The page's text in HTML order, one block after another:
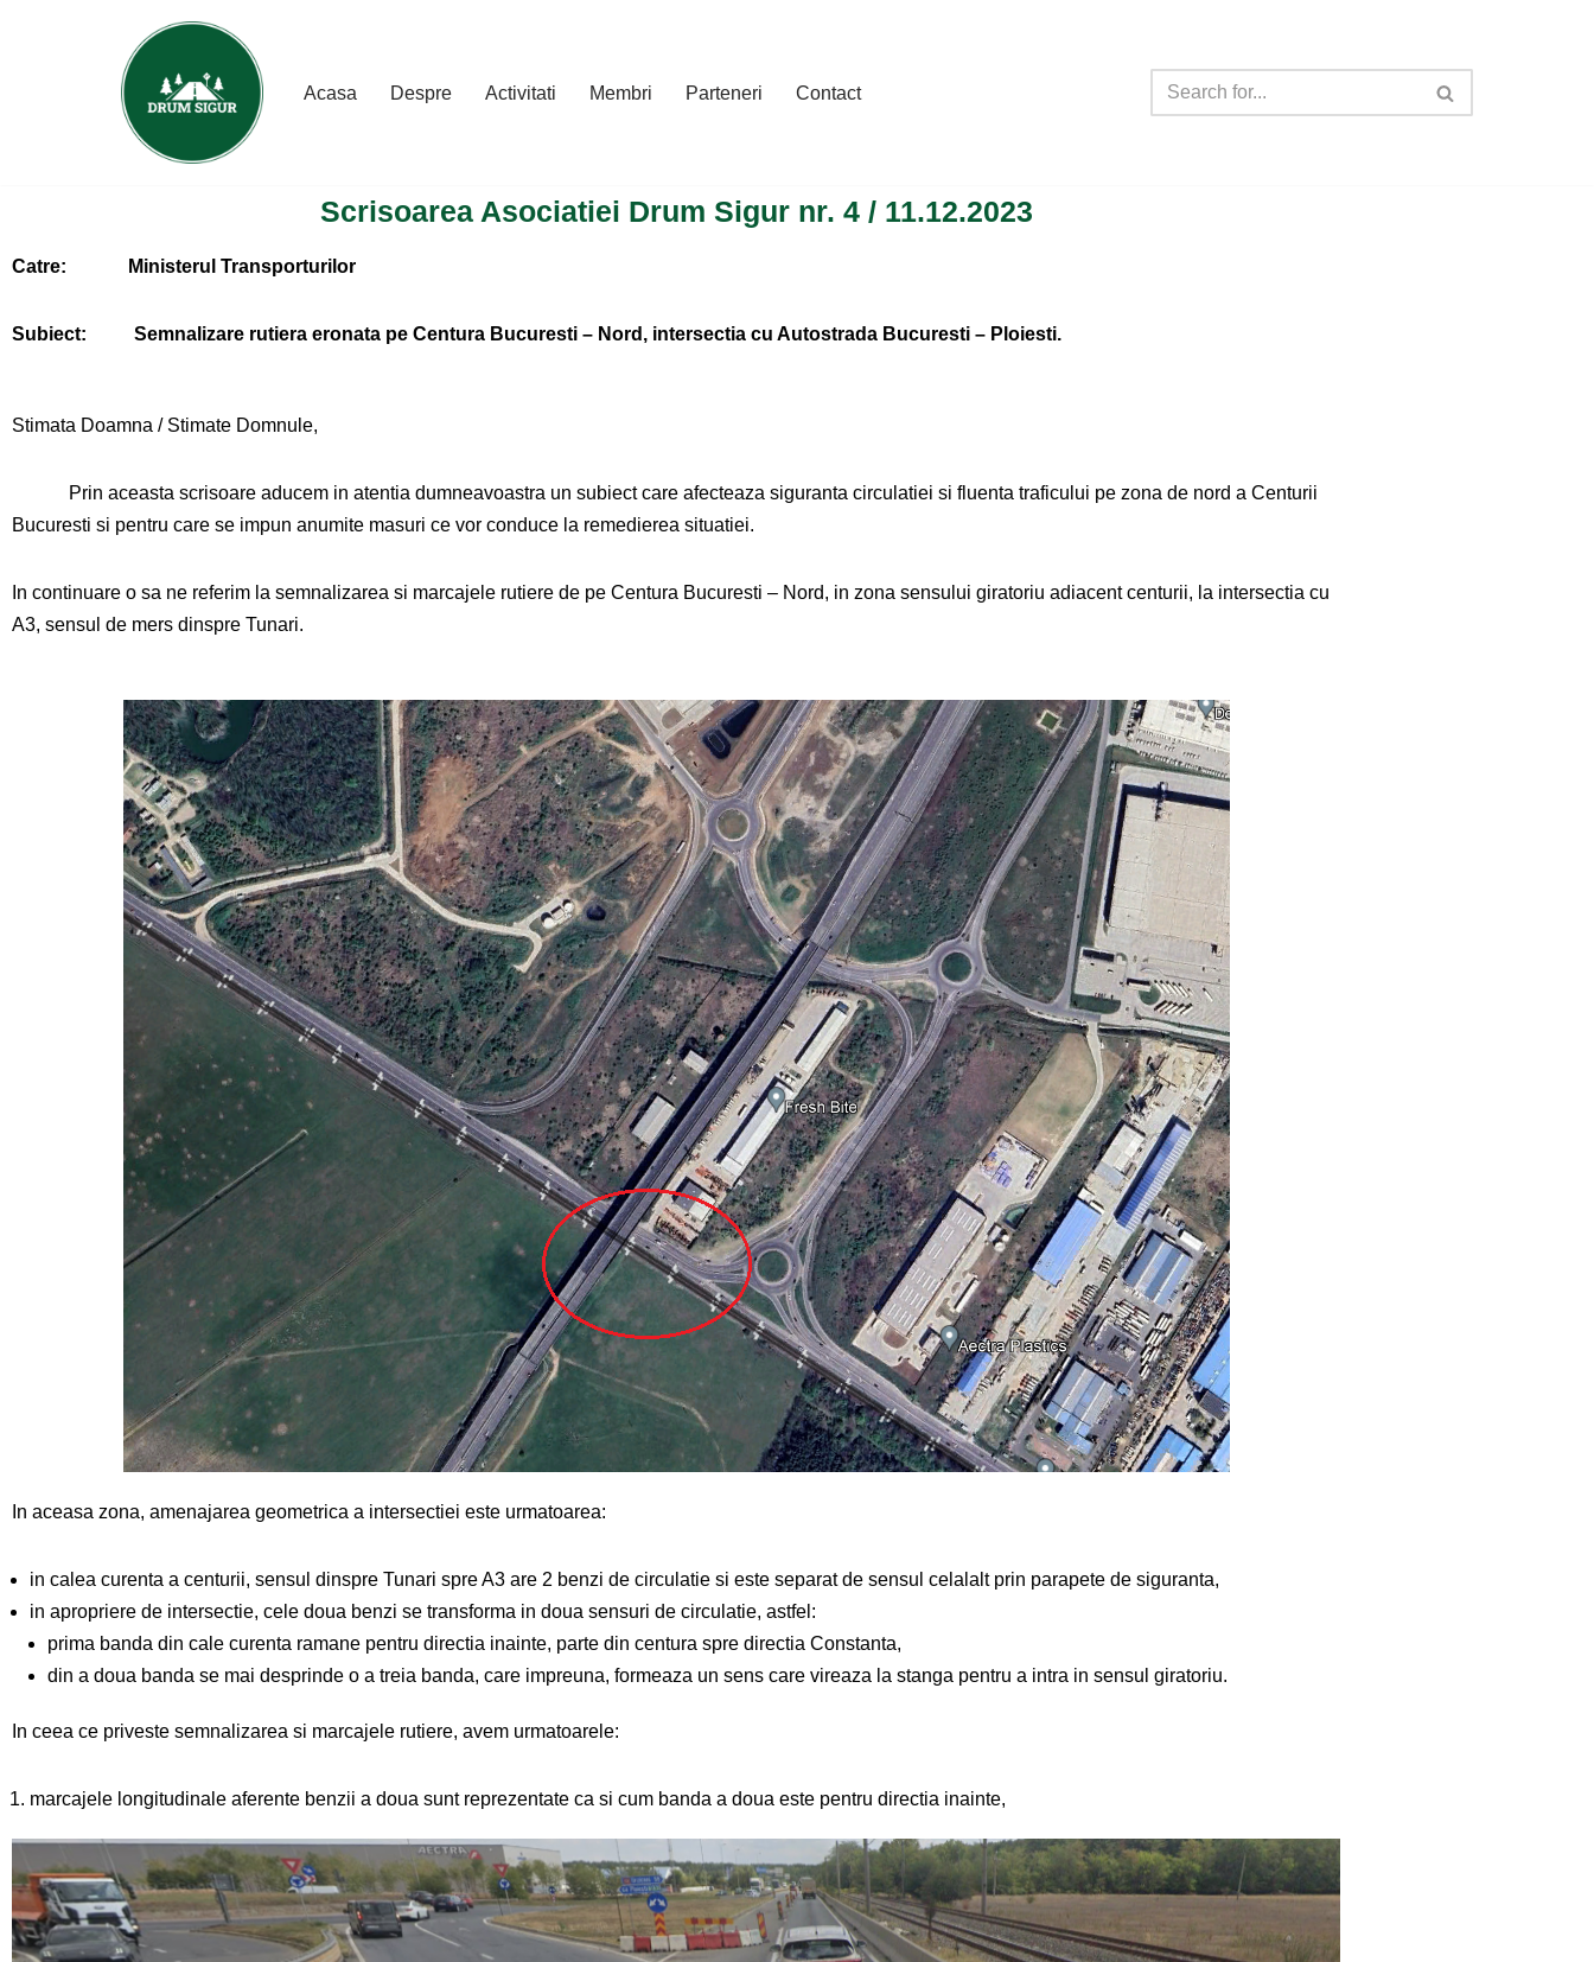
Acasa Despre Activitati Membri Parteneri Contact
Scrisoarea Asociatiei Drum Sigur nr. 4 / 11.12.2023
Catre: Ministerul Transporturilor
Subiect: Semnalizare rutiera eronata pe Centura Bucuresti – Nord, intersectia cu Autostrada Bucuresti – Ploiesti.
Stimata Doamna / Stimate Domnule,
Prin aceasta scrisoare aducem in atentia dumneavoastra un subiect care afecteaza siguranta circulatiei si fluenta traficului pe zona de nord a Centurii
Bucuresti si pentru care se impun anumite masuri ce vor conduce la remedierea situatiei.
In continuare o sa ne referim la semnalizarea si marcajele rutiere de pe Centura Bucuresti – Nord, in zona sensului giratoriu adiacent centurii, la intersectia cu
A3, sensul de mers dinspre Tunari.
In aceasa zona, amenajarea geometrica a intersectiei este urmatoarea:
in calea curenta a centurii, sensul dinspre Tunari spre A3 are 2 benzi de circulatie si este separat de sensul celalalt prin parapete de siguranta,
in apropriere de intersectie, cele doua benzi se transforma in doua sensuri de circulatie, astfel:
prima banda din cale curenta ramane pentru directia inainte, parte din centura spre directia Constanta,
din a doua banda se mai desprinde o a treia banda, care impreuna, formeaza un sens care vireaza la stanga pentru a intra in sensul giratoriu.
In ceea ce priveste semnalizarea si marcajele rutiere, avem urmatoarele:
marcajele longitudinale aferente benzii a doua sunt reprezentate ca si cum banda a doua este pentru directia inainte,